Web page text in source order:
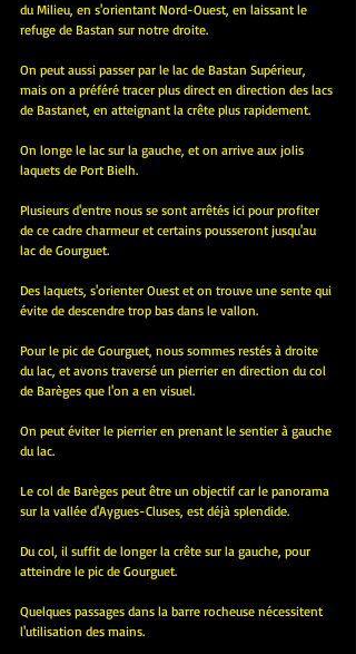
du Milieu, en s'orientant Nord-Ouest, en laissant le
refuge de Bastan sur notre droite.
On peut aussi passer par le lac de Bastan Supérieur,
mais on a préféré tracer plus direct en direction des lacs
de Bastanet, en atteignant la crête plus rapidement.
On longe le lac sur la gauche, et on arrive aux jolis
laquets de Port Bielh.
Plusieurs d'entre nous se sont arrêtés ici pour profiter
de ce cadre charmeur et certains pousseront jusqu'au
lac de Gourguet.
Des laquets, s'orienter Ouest et on trouve une sente qui
évite de descendre trop bas dans le vallon.
Pour le pic de Gourguet, nous sommes restés à droite
du lac, et avons traversé un pierrier en direction du col
de Barèges que l'on a en visuel.
On peut éviter le pierrier en prenant le sentier à gauche
du lac.
Le col de Barèges peut être un objectif car le panorama
sur la vallée d'Aygues-Cluses, est déjà splendide.
Du col, il suffit de longer la crête sur la gauche, pour
atteindre le pic de Gourguet.
Quelques passages dans la barre rocheuse nécessitent
l'utilisation des mains.